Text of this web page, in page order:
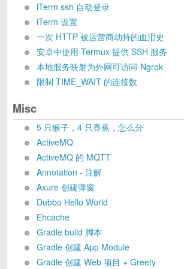
iTerm ssh 自动登录
iTerm 设置
一次 HTTP 被运营商劫持的血泪史
安卓中使用 Termux 提供 SSH 服务
本地服务映射为外网可访问-Ngrok
限制 TIME_WAIT 的连接数
Misc
5 只猴子，4 只香蕉，怎么分
ActiveMQ
ActiveMQ 的 MQTT
Annotation - 注解
Axure 创建弹窗
Dubbo Hello World
Ehcache
Gradle build 脚本
Gradle 创建 App Module
Gradle 创建 Web 项目 + Greety